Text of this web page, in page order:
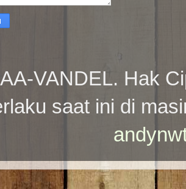
AA-VANDEL. Hak
saat ini di